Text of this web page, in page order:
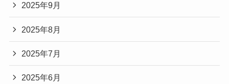
2025年9月
2025年8月
2025年7月
2025年6月